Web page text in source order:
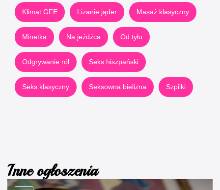
Klimat GFE Lizanie jąder Masaż klasyczny
Minetka Na jeźdźca Od tyłu
Odgrywanie ról Seks hiszpański
Seks klasyczny Seksowna bielizna Szpilki
Inne ogłoszenia